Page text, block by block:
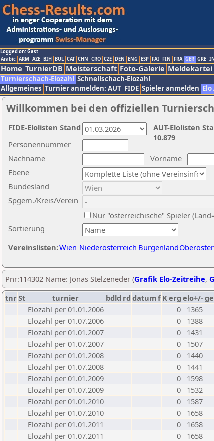
Logged on: Gast
Arabic ARM AZE BIH BUL CAT CHN CRO CZE DEN ENG ESP FAI FIN FRA GER GRE
Home TurnierDB Meisterschaft Foto-Galerie Meldekartei
Turnierschach-Elozahl Schnellschach-Elozahl
Allgemeines Turnier anmelden: AUT FIDE Spieler anmelden Elo
Willkommen bei den offiziellen
Nachname
Vorname
Ebene
Sortierung
Personennummer
Bundesland
Spgem./Kreis/Verein
Nur "österreichische" Spieler
Vereinslisten:Wien Niederösterreich Burgenland
AUT-Elolisten
10.879
FIDE-Elolisten Stand
Pnr:114302 Name: Jonas Stelzeneder (Grafik Elo-Zeitreihe,
tnrSt turnier bdld rd datumf Kerg elo+/-
Elozahl per 01.01.2006
0
1365
Elozahl per 01.07.2006
0
1388
Elozahl per 01.01.2007
0
1431
Elozahl per 01.07.2007
0
1507
Elozahl per 01.01.2008
0
1440
Elozahl per 01.07.2008
0
1441
Elozahl per 01.01.2009
0
1598
Elozahl per 01.07.2009
0
1532
Elozahl per 01.01.2010
0
1587
Elozahl per 01.07.2010
0
1658
Elozahl per 01.01.2011
0
1658
Elozahl per 01.07.2011
0
1658